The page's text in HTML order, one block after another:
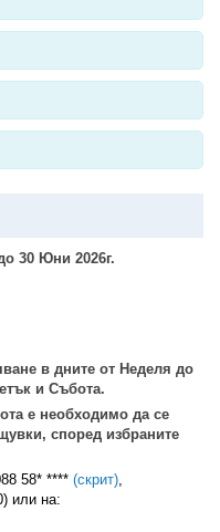
30 Юни 2026г.
в дните от Неделя до
и Събота.
е необходимо да се
според избраните
58* **** (скрит),
или на: